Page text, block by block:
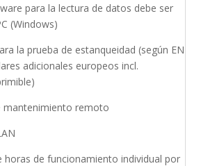
para la lectura de datos debe ser
(Windows)
la prueba de estanqueidad (según EN
adicionales europeos incl.
mantenimiento remoto
horas de funcionamiento individual por